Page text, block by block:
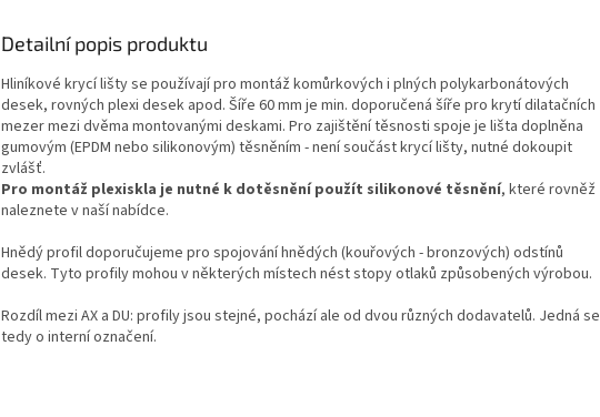
Detailní popis produktu
Hliníkové krycí lišty se používají pro montáž komůrkových i plných polykarbonátových
desek, rovných plexi desek apod. Šíře 60 mm je min. doporučená šíře pro krytí dilatačních
mezer mezi dvěma montovanými deskami. Pro zajištění těsnosti spoje je lišta doplněna
gumovým (EPDM nebo silikonovým) těsněním - není součást krycí lišty, nutné dokoupit
zvlášť.
Pro montáž plexiskla je nutné k dotěsnění použít silikonové těsnění, které rovněž
naleznete v naší nabídce.
Hnědý profil doporučujeme pro spojování hnědých (kouřových - bronzových) odstínů
desek. Tyto profily mohou v některých místech nést stopy otlaků způsobených výrobou.
Rozdíl mezi AX a DU: profily jsou stejné, pochází ale od dvou různých dodavatelů. Jedná se
tedy o interní označení.